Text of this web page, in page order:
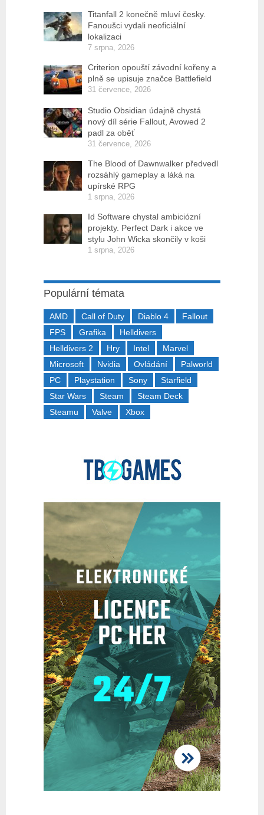
Titanfall 2 konečně mluví česky.
Fanoušci vydali neoficiální
lokalizaci
7 srpna, 2026
Criterion opouští závodní kořeny a
plně se upisuje značce Battlefield
31 července, 2026
Studio Obsidian údajně chystá
nový díl série Fallout, Avowed 2
padl za oběť
31 července, 2026
The Blood of Dawnwalker předvedl
rozsáhlý gameplay a láká na
upírské RPG
1 srpna, 2026
Id Software chystal ambiciózní
projekty. Perfect Dark i akce ve
stylu John Wicka skončily v koši
1 srpna, 2026
Populární témata
AMD Call of Duty Diablo 4
Fallout
FPS
Grafika
Helldivers
Helldivers 2
Hry Intel
Marvel
Microsoft
Nvidia Ovládání
Palworld
PC
Playstation Sony
Starfield
Star Wars
Steam
Steam Deck
Steamu
Valve Xbox